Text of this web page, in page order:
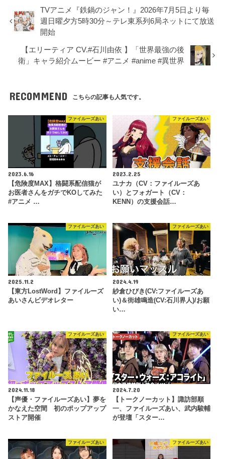
TVアニメ『鉄鍋のジャン！』2026年7月5日より毎
週日曜夕方5時30分～テレ東系列6局ネットにて放送
開始
【エリーティア CV.#石川由依 】「世界最強の後
衛」キャラ紹介ムービー #アニメ #anime #異世界
RECOMMEND こちらの記事も人気です。
ファイルーズあい
2023.6.16
【危険度MAX】格闘系配信猫が
お医者さんをガチでKOしてみた
#アニメ …
ファイルーズあい
2023.2.25
ユナカ（CV：ファイルーズあ
い）とフォガート（CV：
KENN）の支援会話…
ファイルーズあい
2025.11.2
【東方LostWord】ファイルーズ
あいさんビデオレター
ファイルーズあい
2024.4.19
紗倉ひびき(CV:ファイルーズあ
い)＆街雄鳴造(CV:石川界人)/お願
い…
ファイルーズあい
2024.11.18
【声優・ファイルーズあい】夢を
かなえた空間 初のポップアップ
ストア開催
ファイルーズあい
2024.7.20
【トークノーカット】諏訪部順
一、ファイルーズあい、武内駿輔
が登壇「スター…
ファイルーズあい ファイルーズあい